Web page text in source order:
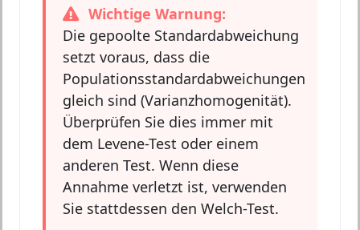
Wichtige Warnung:
Die gepoolte Standardabweichung
setzt voraus, dass die
Populationsstandardabweichungen
gleich sind (Varianzhomogenität).
Überprüfen Sie dies immer mit
dem Levene-Test oder einem
anderen Test. Wenn diese
Annahme verletzt ist, verwenden
Sie stattdessen den Welch-Test.